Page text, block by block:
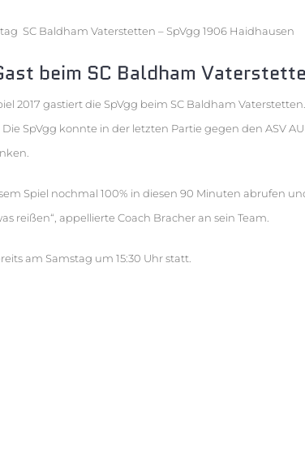
SC Baldham Vaterstetten – SpVgg 1906 Haidhausen
beim SC Baldham
2017 gastiert die SpVgg beim SC Baldham
SpVgg konnte in der letzten Partie gegen den ASV
Spiel nochmal 100% in diesen 90 Minuten abrufen
reißen“, appellierte Coach Bracher an sein Team.
am Samstag um 15:30 Uhr statt.